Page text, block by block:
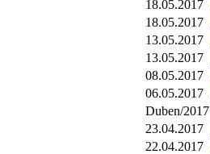
18.05.2017
18.05.2017
13.05.2017
13.05.2017
08.05.2017
06.05.2017
Duben/2017
23.04.2017
22.04.2017